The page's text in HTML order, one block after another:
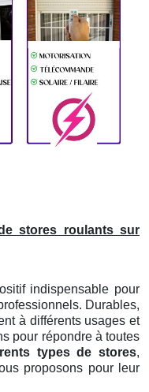
stores roulants sur
indispensable pour
Durables,
à différents usages et
pour répondre à toutes
types de stores,
proposons pour leur